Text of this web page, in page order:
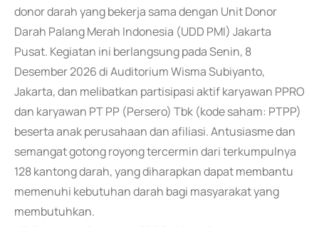
donor darah yang bekerja sama dengan Unit Donor
Darah Palang Merah Indonesia (UDD PMI) Jakarta
Pusat. Kegiatan ini berlangsung pada Senin, 8
Desember 2026 di Auditorium Wisma Subiyanto,
Jakarta, dan melibatkan partisipasi aktif karyawan PPRO
dan karyawan PT PP (Persero) Tbk (kode saham: PTPP)
beserta anak perusahaan dan afiliasi. Antusiasme dan
semangat gotong royong tercermin dari terkumpulnya
128 kantong darah, yang diharapkan dapat membantu
memenuhi kebutuhan darah bagi masyarakat yang
membutuhkan.